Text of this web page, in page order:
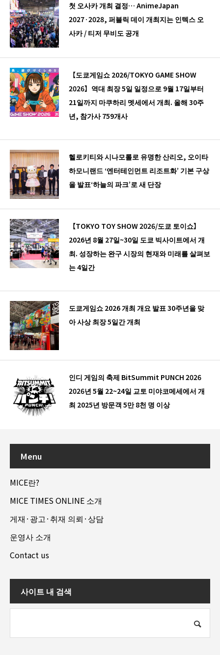
첫 오사카 개최 결정… AnimeJapan
2027·2028, 퍼블릭 데이 개최지는 인텍스 오
사카 / 티저 무비도 공개
【도쿄게임쇼 2026/TOKYO GAME SHOW
2026】역대 최장 5일 일정으로 9월 17일부터
21일까지 마쿠하리 멧세에서 개최. 올해 30주
년, 참가사 759개사
헬로키티와 시나모롤로 유명한 산리오, 오이타
하모니랜드 ‘엔터테인먼트 리조트화’ 기본 구상
을 발표‘하늘의 파크’로 새 단장
【TOKYO TOY SHOW 2026/도쿄 토이쇼】
2026년 8월 27일~30일 도쿄 빅사이트에서 개
최. 성장하는 완구 시장의 현재와 미래를 살펴보
는 4일간
도쿄게임쇼 2026 개최 개요 발표 30주년을 맞
아 사상 최장 5일간 개최
인디 게임의 축제 BitSummit PUNCH 2026
2026년 5월 22~24일 교토 미야코메세에서 개
최 2025년 방문객 5만 8천 명 이상
Menu
MICE란?
MICE TIMES ONLINE 소개
게재·광고·취재 의뢰·상담
운영사 소개
Contact us
사이트 내 검색